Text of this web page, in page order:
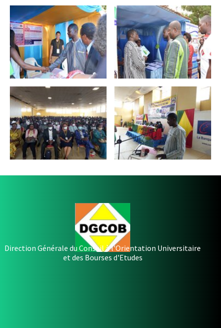
Direction Générale du Conseil à l'Orientation Universitaire
et des Bourses d'Etudes